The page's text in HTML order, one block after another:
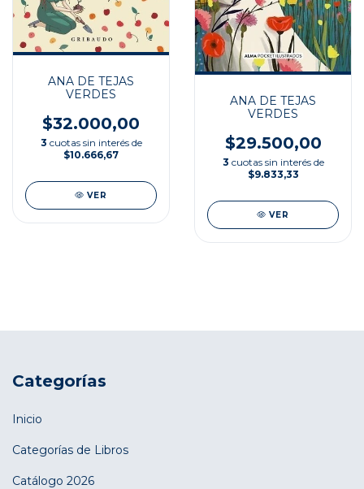
ANA DE TEJAS
VERDES
$32.000,00
3 cuotas sin interés de
$10.666,67
VER
ANA DE TEJAS
VERDES
$29.500,00
3 cuotas sin interés de
$9.833,33
VER
Categorías
Inicio
Categorías de Libros
Catálogo 2026